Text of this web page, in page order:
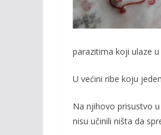
o
o
k
parazitima koji ulaze
U većini ribe koju
Na njihovo prisustvo
nisu učinili ništa da